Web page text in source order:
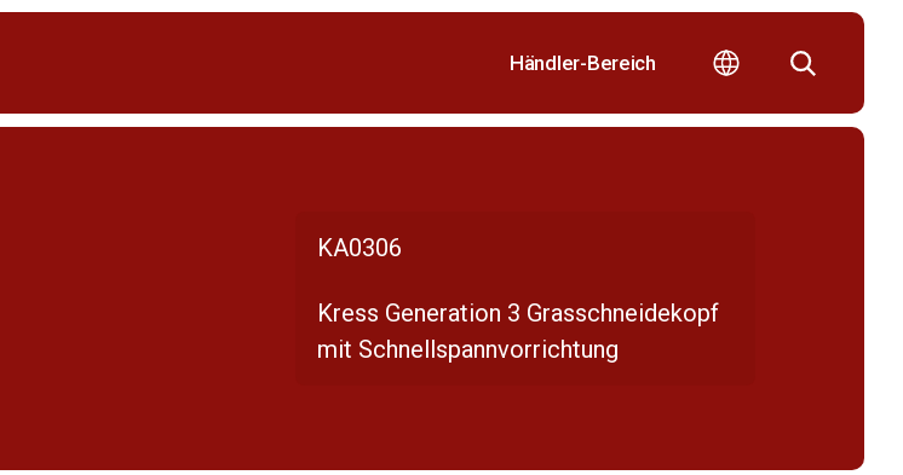
Händler-Bereich
KA0306
Kress Generation 3 Grasschneidekopf
mit Schnellspannvorrichtung